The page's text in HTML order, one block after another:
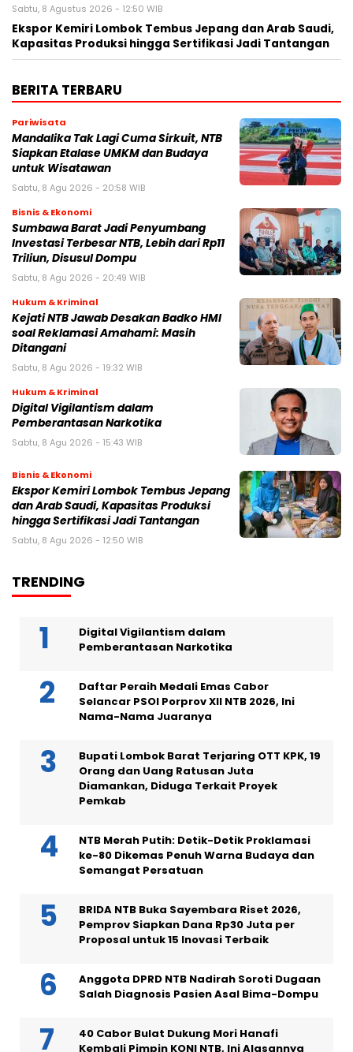
Sabtu, 8 Agustus 2026 - 12:50 WIB
Ekspor Kemiri Lombok Tembus Jepang dan Arab Saudi,
Kapasitas Produksi hingga Sertifikasi Jadi Tantangan
BERITA TERBARU
Pariwisata
Mandalika Tak Lagi Cuma Sirkuit, NTB
Siapkan Etalase UMKM dan Budaya
untuk Wisatawan
Sabtu, 8 Agu 2026 - 20:58 WIB
Bisnis & Ekonomi
Sumbawa Barat Jadi Penyumbang
Investasi Terbesar NTB, Lebih dari Rp11
Triliun, Disusul Dompu
Sabtu, 8 Agu 2026 - 20:49 WIB
Hukum & Kriminal
Kejati NTB Jawab Desakan Badko HMI
soal Reklamasi Amahami: Masih
Ditangani
Sabtu, 8 Agu 2026 - 19:32 WIB
Hukum & Kriminal
Digital Vigilantism dalam
Pemberantasan Narkotika
Sabtu, 8 Agu 2026 - 15:43 WIB
Bisnis & Ekonomi
Ekspor Kemiri Lombok Tembus Jepang
dan Arab Saudi, Kapasitas Produksi
hingga Sertifikasi Jadi Tantangan
Sabtu, 8 Agu 2026 - 12:50 WIB
TRENDING
Digital Vigilantism dalam
Pemberantasan Narkotika
Daftar Peraih Medali Emas Cabor
Selancar PSOI Porprov XII NTB 2026, Ini
Nama-Nama Juaranya
Bupati Lombok Barat Terjaring OTT KPK, 19
Orang dan Uang Ratusan Juta
Diamankan, Diduga Terkait Proyek
Pemkab
NTB Merah Putih: Detik-Detik Proklamasi
ke-80 Dikemas Penuh Warna Budaya dan
Semangat Persatuan
BRIDA NTB Buka Sayembara Riset 2026,
Pemprov Siapkan Dana Rp30 Juta per
Proposal untuk 15 Inovasi Terbaik
Anggota DPRD NTB Nadirah Soroti Dugaan
Salah Diagnosis Pasien Asal Bima-Dompu
40 Cabor Bulat Dukung Mori Hanafi
Kembali Pimpin KONI NTB, Ini Alasannya